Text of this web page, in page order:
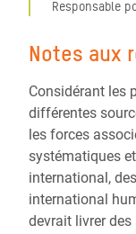
Responsable
Notes aux
Considérant les
différentes
les forces
systématiques
international,
international
devrait livrer